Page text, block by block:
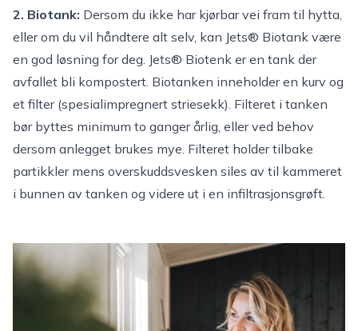
2. Biotank: Dersom du ikke har kjørbar vei fram til hytta,
eller om du vil håndtere alt selv, kan Jets® Biotank være
en god løsning for deg. Jets® Biotenk er en tank der
avfallet bli kompostert. Biotanken inneholder en kurv og
et filter (spesialimpregnert striesekk). Filteret i tanken
bør byttes minimum to ganger årlig, eller ved behov
dersom anlegget brukes mye. Filteret holder tilbake
partikkler mens overskuddsvesken siles av til kammeret
i bunnen av tanken og videre ut i en infiltrasjonsgrøft.